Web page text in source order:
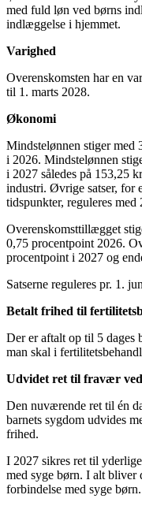
med fuld løn ved børns
indlæggelse i hjemmet.
Varighed
Overenskomsten har en
til 1. marts 2028.
Økonomi
Mindstelønnen stiger med
i 2026. Mindstelønnen
i 2027 således på 153,25
industri. Øvrige satser, for
tidspunkter, reguleres med
Overenskomsttillægget
0,75 procentpoint 2026.
procentpoint i 2027 og
Satserne reguleres pr. 1.
Betalt frihed til
Der er aftalt op til 5 dages
man skal i
Udvidet ret til fravær
Den nuværende ret til én
barnets sygdom udvides
frihed.
I 2027 sikres ret til
med syge børn. I alt bliver
forbindelse med syge børn.